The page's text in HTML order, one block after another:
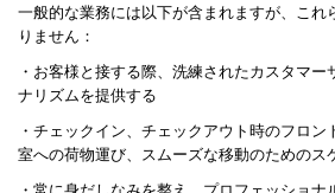
一般的な業務には以下が含まれますが、これ
りません：
・お客様と接する際、洗練されたカスタマー
ナリズムを提供する
・チェックイン、チェックアウト時のフロ
室への荷物運び、スムーズな移動のためのス